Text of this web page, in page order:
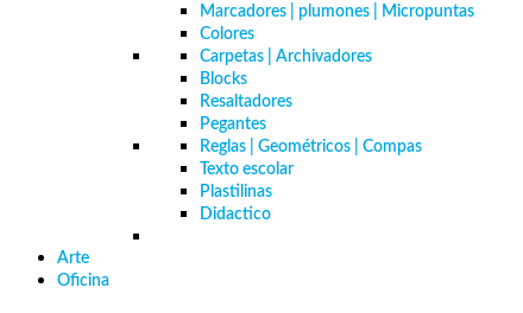
Marcadores | plumones | Micropuntas
Colores
Carpetas | Archivadores
Blocks
Resaltadores
Pegantes
Reglas | Geométricos | Compas
Texto escolar
Plastilinas
Didactico
Arte
Oficina